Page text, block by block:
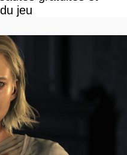
jeu